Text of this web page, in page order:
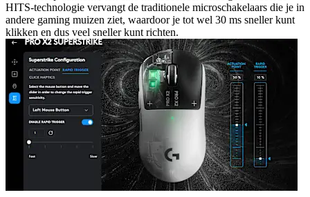
HITS-technologie vervangt de traditionele microschakelaars die je in
andere gaming muizen ziet, waardoor je tot wel 30 ms sneller kunt
klikken en dus veel sneller kunt richten.